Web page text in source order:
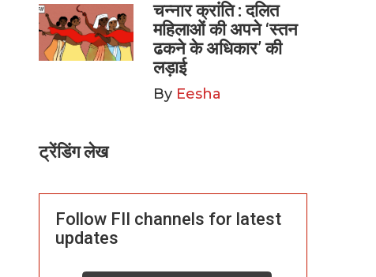
चन्नार क्रांति : दलित
महिलाओं की अपने ‘स्तन
ढकने के अधिकार’ की
लड़ाई
By Eesha
ट्रेंडिंग लेख
Follow FII channels for latest
updates